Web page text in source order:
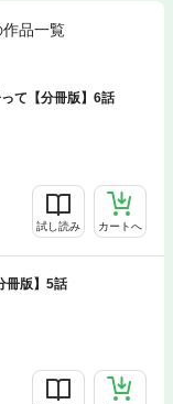
作品一覧
て【分冊版】6話
試し読み カートへ
冊版】5話